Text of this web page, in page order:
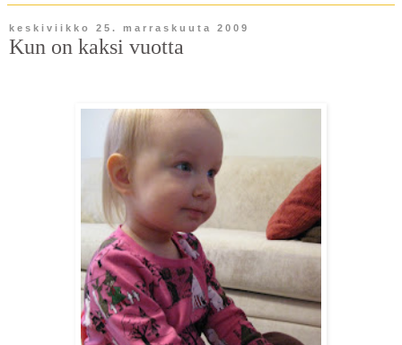
keskiviikko 25. marraskuuta 2009
Kun on kaksi vuotta